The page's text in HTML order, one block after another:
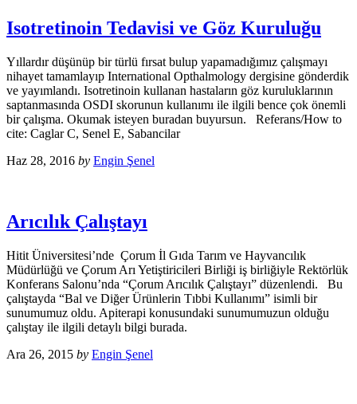
Isotretinoin Tedavisi ve Göz Kuruluğu
Yıllardır düşünüp bir türlü fırsat bulup yapamadığımız çalışmayı
nihayet tamamlayıp International Opthalmology dergisine gönderdik
ve yayımlandı. Isotretinoin kullanan hastaların göz kuruluklarının
saptanmasında OSDI skorunun kullanımı ile ilgili bence çok önemli
bir çalışma. Okumak isteyen buradan buyursun. Referans/How to
cite: Caglar C, Senel E, Sabancilar
Haz 28, 2016 by Engin Şenel
Arıcılık Çalıştayı
Hitit Üniversitesi’nde Çorum İl Gıda Tarım ve Hayvancılık
Müdürlüğü ve Çorum Arı Yetiştiricileri Birliği iş birliğiyle Rektörlük
Konferans Salonu’nda “Çorum Arıcılık Çalıştayı” düzenlendi. Bu
çalıştayda “Bal ve Diğer Ürünlerin Tıbbi Kullanımı” isimli bir
sunumumuz oldu. Apiterapi konusundaki sunumumuzun olduğu
çalıştay ile ilgili detaylı bilgi burada.
Ara 26, 2015 by Engin Şenel